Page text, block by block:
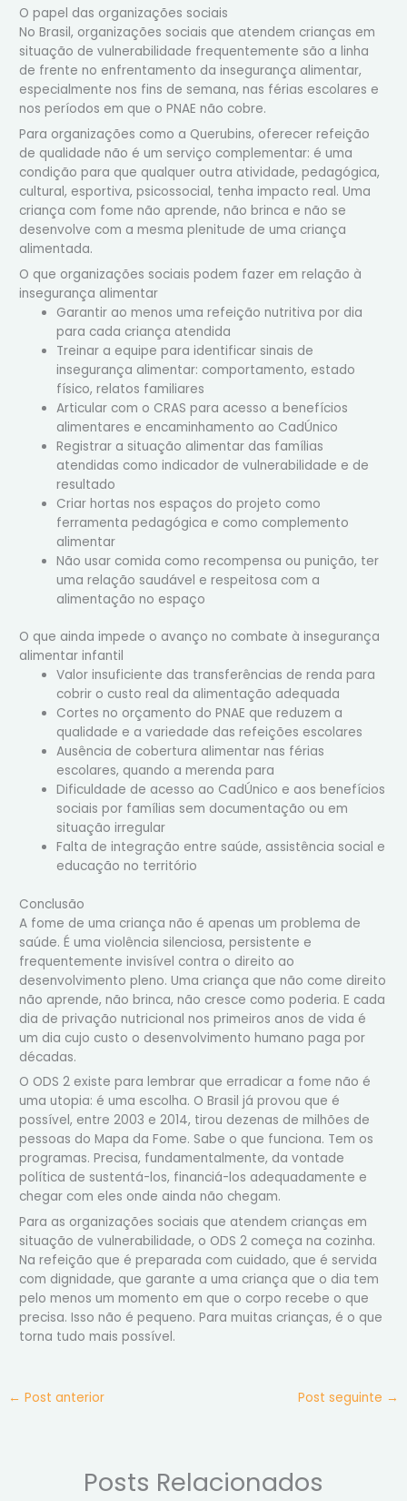
O papel das organizações sociais
No Brasil, organizações sociais que atendem crianças em
situação de vulnerabilidade frequentemente são a linha
de frente no enfrentamento da insegurança alimentar,
especialmente nos fins de semana, nas férias escolares e
nos períodos em que o PNAE não cobre.
Para organizações como a Querubins, oferecer refeição
de qualidade não é um serviço complementar: é uma
condição para que qualquer outra atividade, pedagógica,
cultural, esportiva, psicossocial, tenha impacto real. Uma
criança com fome não aprende, não brinca e não se
desenvolve com a mesma plenitude de uma criança
alimentada.
O que organizações sociais podem fazer em relação à
insegurança alimentar
Garantir ao menos uma refeição nutritiva por dia
para cada criança atendida
Treinar a equipe para identificar sinais de
insegurança alimentar: comportamento, estado
físico, relatos familiares
Articular com o CRAS para acesso a benefícios
alimentares e encaminhamento ao CadÚnico
Registrar a situação alimentar das famílias
atendidas como indicador de vulnerabilidade e de
resultado
Criar hortas nos espaços do projeto como
ferramenta pedagógica e como complemento
alimentar
Não usar comida como recompensa ou punição, ter
uma relação saudável e respeitosa com a
alimentação no espaço
O que ainda impede o avanço no combate à insegurança
alimentar infantil
Valor insuficiente das transferências de renda para
cobrir o custo real da alimentação adequada
Cortes no orçamento do PNAE que reduzem a
qualidade e a variedade das refeições escolares
Ausência de cobertura alimentar nas férias
escolares, quando a merenda para
Dificuldade de acesso ao CadÚnico e aos benefícios
sociais por famílias sem documentação ou em
situação irregular
Falta de integração entre saúde, assistência social e
educação no território
Conclusão
A fome de uma criança não é apenas um problema de
saúde. É uma violência silenciosa, persistente e
frequentemente invisível contra o direito ao
desenvolvimento pleno. Uma criança que não come direito
não aprende, não brinca, não cresce como poderia. E cada
dia de privação nutricional nos primeiros anos de vida é
um dia cujo custo o desenvolvimento humano paga por
décadas.
O ODS 2 existe para lembrar que erradicar a fome não é
uma utopia: é uma escolha. O Brasil já provou que é
possível, entre 2003 e 2014, tirou dezenas de milhões de
pessoas do Mapa da Fome. Sabe o que funciona. Tem os
programas. Precisa, fundamentalmente, da vontade
política de sustentá-los, financiá-los adequadamente e
chegar com eles onde ainda não chegam.
Para as organizações sociais que atendem crianças em
situação de vulnerabilidade, o ODS 2 começa na cozinha.
Na refeição que é preparada com cuidado, que é servida
com dignidade, que garante a uma criança que o dia tem
pelo menos um momento em que o corpo recebe o que
precisa. Isso não é pequeno. Para muitas crianças, é o que
torna tudo mais possível.
← Post anterior Post seguinte →
Posts Relacionados